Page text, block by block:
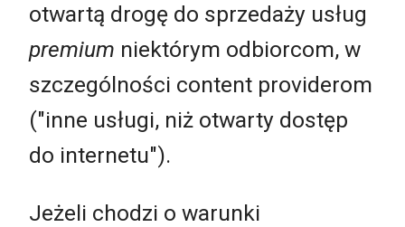
otwartą drogę do sprzedaży usług
premium niektórym odbiorcom, w
szczególności content providerom
("inne usługi, niż otwarty dostęp
do internetu").
Jeżeli chodzi o warunki